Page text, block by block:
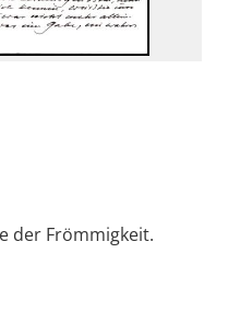
der Frömmigkeit.